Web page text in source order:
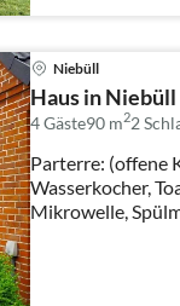
Niebüll
Haus in
4 Gäste90 m22
Parterre: (offene
Wasserkocher,
Mikrowelle,